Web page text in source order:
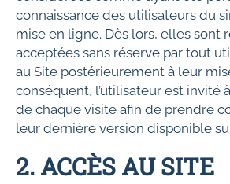
connaissance des utilisateurs du
mise en ligne. Dès lors, elles sont
acceptées sans réserve par tout
au Site postérieurement à leur
conséquent, l’utilisateur est invité
de chaque visite afin de prendre
leur dernière version disponible
2. ACCÈS AU SITE